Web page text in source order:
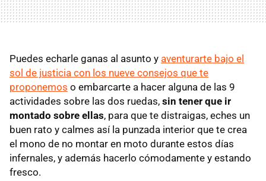
Puedes echarle ganas al asunto y aventurarte bajo el
sol de justicia con los nueve consejos que te
proponemos o embarcarte a hacer alguna de las 9
actividades sobre las dos ruedas, sin tener que ir
montado sobre ellas, para que te distraigas, eches un
buen rato y calmes así la punzada interior que te crea
el mono de no montar en moto durante estos días
infernales, y además hacerlo cómodamente y estando
fresco.